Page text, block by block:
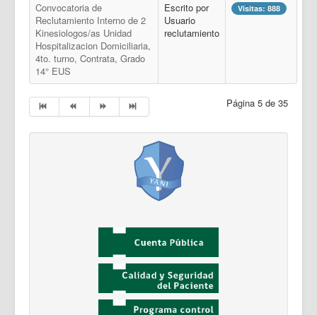
Convocatoria de
Reclutamiento Interno de 2
Kinesiologos/as Unidad
Hospitalizacion Domiciliaria,
4to. turno, Contrata, Grado
14° EUS
Escrito por
Usuario
reclutamiento
Visitas: 888
Página 5 de 35